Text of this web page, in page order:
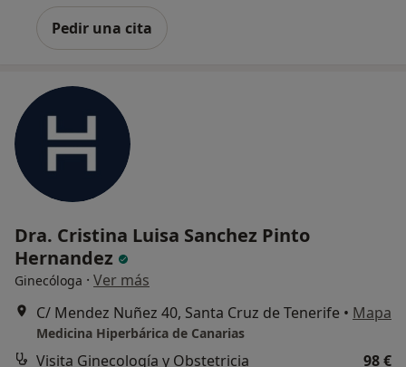
Pedir una cita
Dra. Cristina Luisa Sanchez Pinto
Hernandez
Ginecóloga · Ver más
C/ Mendez Nuñez 40, Santa Cruz de Tenerife • Mapa
Medicina Hiperbárica de Canarias
Visita Ginecología y Obstetricia
98 €